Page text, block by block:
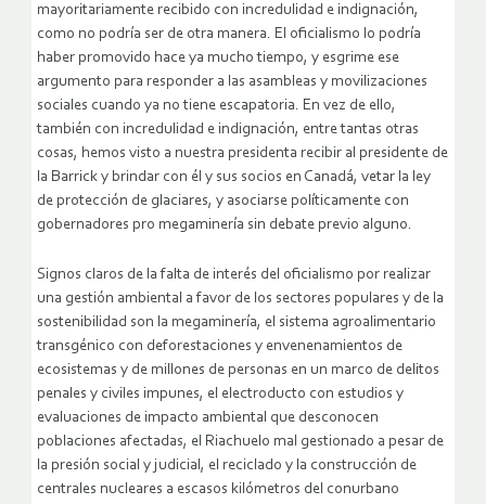
mayoritariamente recibido con incredulidad e indignación,
como no podría ser de otra manera. El oficialismo lo podría
haber promovido hace ya mucho tiempo, y esgrime ese
argumento para responder a las asambleas y movilizaciones
sociales cuando ya no tiene escapatoria. En vez de ello,
también con incredulidad e indignación, entre tantas otras
cosas, hemos visto a nuestra presidenta recibir al presidente de
la Barrick y brindar con él y sus socios en Canadá, vetar la ley
de protección de glaciares, y asociarse políticamente con
gobernadores pro megaminería sin debate previo alguno.
Signos claros de la falta de interés del oficialismo por realizar
una gestión ambiental a favor de los sectores populares y de la
sostenibilidad son la megaminería, el sistema agroalimentario
transgénico con deforestaciones y envenenamientos de
ecosistemas y de millones de personas en un marco de delitos
penales y civiles impunes, el electroducto con estudios y
evaluaciones de impacto ambiental que desconocen
poblaciones afectadas, el Riachuelo mal gestionado a pesar de
la presión social y judicial, el reciclado y la construcción de
centrales nucleares a escasos kilómetros del conurbano